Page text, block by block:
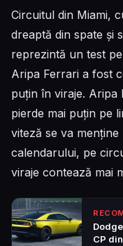
Circuitul din Miami,
dreaptă din spate și
reprezintă un test
Aripa Ferrari a fost
puțin în viraje. Aripa
pierde mai puțin pe
viteză se va
calendarului, pe
viraje contează mai
CP